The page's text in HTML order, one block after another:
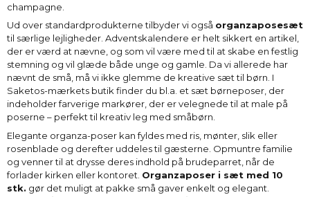
champagne.
Ud over standardprodukterne tilbyder vi også organzaposesæt
til særlige lejligheder. Adventskalendere er helt sikkert en artikel,
der er værd at nævne, og som vil være med til at skabe en festlig
stemning og vil glæde både unge og gamle. Da vi allerede har
nævnt de små, må vi ikke glemme de kreative sæt til børn. I
Saketos-mærkets butik finder du bl.a. et sæt børneposer, der
indeholder farverige markører, der er velegnede til at male på
poserne – perfekt til kreativ leg med småbørn.
Elegante organza-poser kan fyldes med ris, mønter, slik eller
rosenblade og derefter uddeles til gæsterne. Opmuntre familie
og venner til at drysse deres indhold på brudeparret, når de
forlader kirken eller kontoret. Organzaposer i sæt med 10
stk. gør det muligt at pakke små gaver enkelt og elegant.